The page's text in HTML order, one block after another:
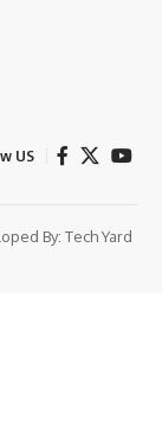
US
By: Tech Yard